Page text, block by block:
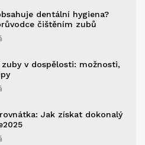
dentální hygiena?
čištěním zubů
v dospělosti: možnosti,
Jak získat dokonalý